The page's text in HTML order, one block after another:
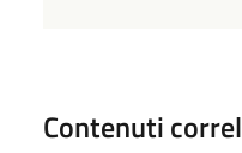
Contenuti